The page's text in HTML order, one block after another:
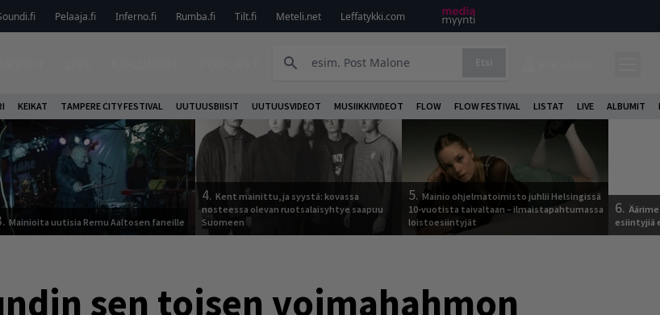
Pelaaja.fi Inferno.fi Rumba.fi Tilt.fi Meteli.net Leffatykki.com
KEIKAT TAMPERE CITY FESTIVAL UUTUUSBIISIT UUTUUSVIDEOT MUSIIKKIVIDEOT FLOW FLOW FESTIVAL LISTAT LIVE ALBUMIT
Mainioita uutisia Remu Aaltosen faneille
4. Kent mainittu, ja syystä: kovassa
nosteessa olevan ruotsalaisyhtye saapuu
Suomeen
5. Mainio ohjelmatoimisto juhlii Helsingissä
10-vuotista taivaltaan – ilmaistapahtumassa
loistoesiintyjät
6.
esiintyjiä
sen toisen voimahahmon